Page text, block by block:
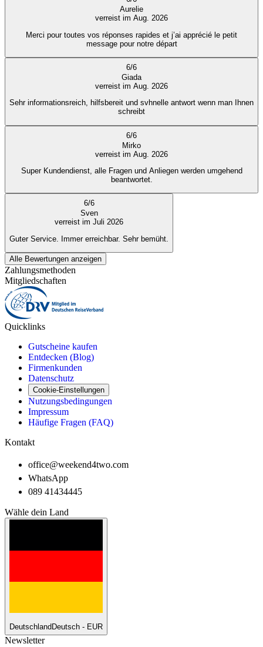
Aurelie
verreist im Aug. 2026
Merci pour toutes vos réponses rapides et j’ai apprécié le petit
message pour notre départ
6/6
Giada
verreist im Aug. 2026
Sehr informationsreich, hilfsbereit und svhnelle antwort wenn man Ihnen
schreibt
6/6
Mirko
verreist im Aug. 2026
Super Kundendienst, alle Fragen und Anliegen werden umgehend
beantwortet.
6/6
Sven
verreist im Juli 2026
Guter Service. Immer erreichbar. Sehr bemüht.
Alle Bewertungen anzeigen
Zahlungsmethoden
Mitgliedschaften
Quicklinks
Gutscheine kaufen
Entdecken (Blog)
Firmenkunden
Datenschutz
Cookie-Einstellungen
Nutzungsbedingungen
Impressum
Häufige Fragen (FAQ)
Kontakt
office@weekend4two.com
WhatsApp
089 41434445
Wähle dein Land
Deutschland Deutsch - EUR
Newsletter